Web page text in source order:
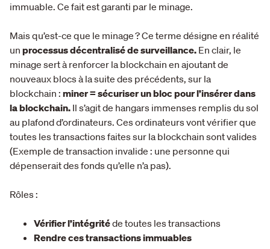
immuable. Ce fait est garanti par le minage.
Mais qu’est-ce que le minage ? Ce terme désigne en réalité
un processus décentralisé de surveillance. En clair, le
minage sert à renforcer la blockchain en ajoutant de
nouveaux blocs à la suite des précédents, sur la
blockchain : miner = sécuriser un bloc pour l’insérer dans
la blockchain. Il s’agit de hangars immenses remplis du sol
au plafond d’ordinateurs. Ces ordinateurs vont vérifier que
toutes les transactions faites sur la blockchain sont valides
(Exemple de transaction invalide : une personne qui
dépenserait des fonds qu’elle n’a pas).
Rôles :
Vérifier l’intégritéde toutes les transactions
Rendre ces transactions immuables